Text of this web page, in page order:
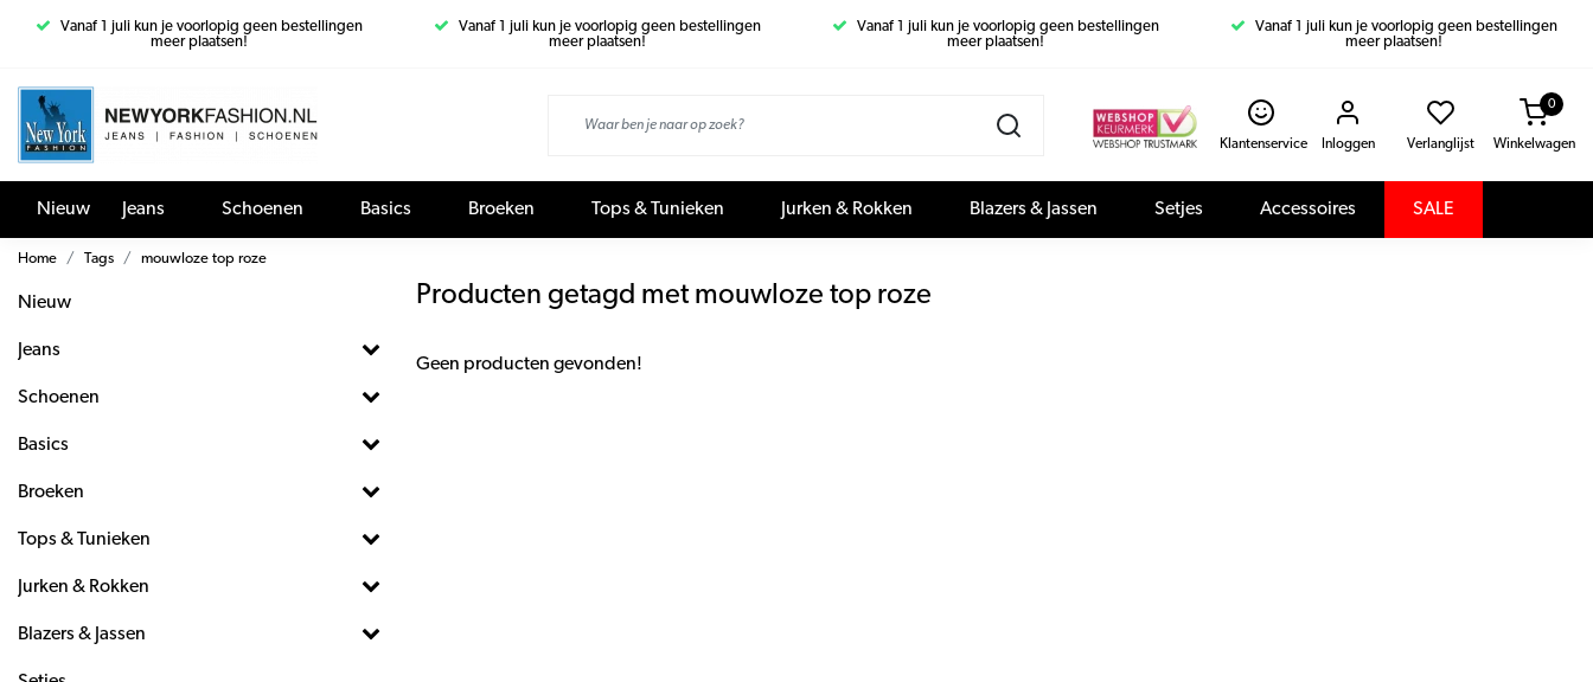
Vanaf 1 juli kun je voorlopig geen bestellingen
meer plaatsen!
Vanaf 1 juli kun je voorlopig geen bestellingen
meer plaatsen!
Vanaf 1 juli kun je voorlopig geen bestellingen
meer plaatsen!
Vanaf 1 juli kun je voorlopig geen bestellingen
meer plaatsen!
Klantenservice Inloggen Verlanglijst Winkelwagen
0
Nieuw Jeans Schoenen Basics Broeken Tops & Tunieken Jurken & Rokken Blazers & Jassen Setjes Accessoires SALE
Home Tags mouwloze top roze
Nieuw
Jeans
Schoenen
Basics
Broeken
Tops & Tunieken
Jurken & Rokken
Blazers & Jassen
Producten getagd met mouwloze top roze
Geen producten gevonden!